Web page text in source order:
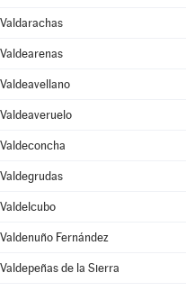
Valdarachas
Valdearenas
Valdeavellano
Valdeaveruelo
Valdeconcha
Valdegrudas
Valdelcubo
Valdenuño Fernández
Valdepeñas de la Sierra